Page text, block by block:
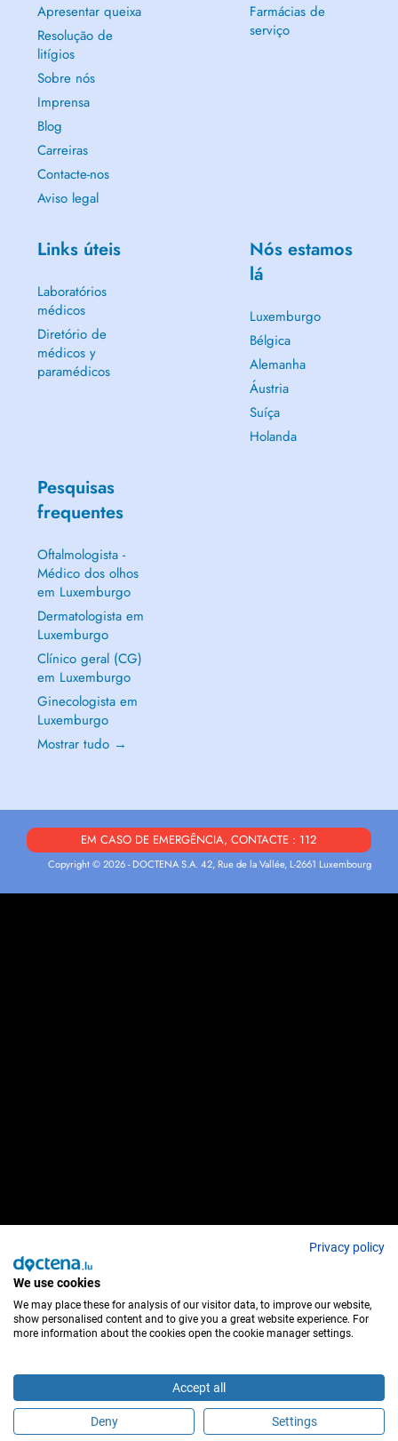
É este profissional de saúde?
Apresentar queixa
Resolução de
litígios
Sobre nós
Imprensa
Blog
Carreiras
Contacte-nos
Aviso legal
Farmácias de
serviço
Links úteis
Laboratórios
médicos
Diretório de
médicos y
paramédicos
Nós estamos
lá
Luxemburgo
Bélgica
Alemanha
Áustria
Suíça
Holanda
Pesquisas
frequentes
Oftalmologista -
Médico dos olhos
em Luxemburgo
Dermatologista em
Luxemburgo
Clínico geral (CG)
em Luxemburgo
Ginecologista em
Luxemburgo
Mostrar tudo →
EM CASO DE EMERGÊNCIA, CONTACTE : 112
Copyright © 2026 - DOCTENA S.A. 42, Rue de la Vallée, L-2661 Luxembourg
Privacy policy
We use cookies
We may place these for analysis of our visitor data, to improve our website,
show personalised content and to give you a great website experience. For
more information about the cookies open the cookie manager settings.
Accept all
Deny Settings